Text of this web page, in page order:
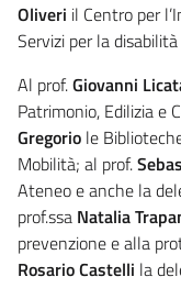
Oliveri il Centro per
Servizi per la
Al prof.Giovanni
Patrimonio, Edilizia e
Gregorio le
Mobilità; al prof.
Ateneo e anche la
prof.ssa Natalia
prevenzione e alla
Rosario Castelli la